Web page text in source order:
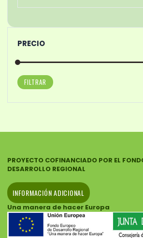
PRECIO
FILTRAR
PROYECTO COFINANCIADO POR EL
DESARROLLO REGIONAL
INFORMACIÓN ADICIONAL
Una manera de hacer Europa